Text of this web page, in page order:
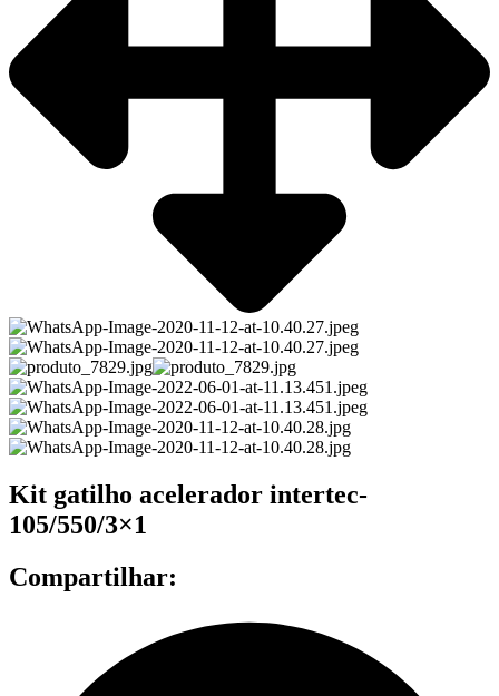
Kit gatilho acelerador intertec-
105/550/3×1
Compartilhar: